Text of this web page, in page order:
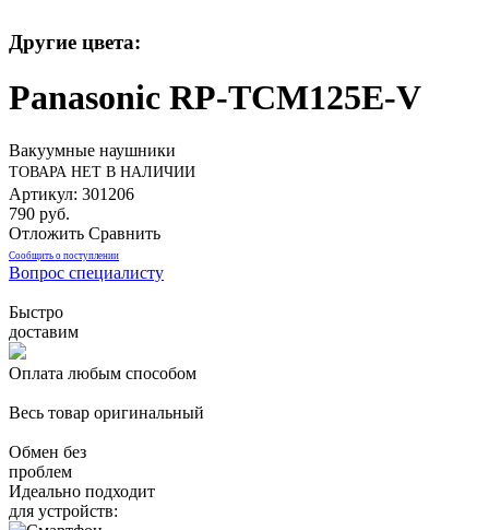
Другие цвета:
Panasonic RP-TCM125E-V
Вакуумные наушники
ТОВАРА НЕТ В НАЛИЧИИ
Артикул: 301206
790 руб.
Отложить Сравнить
Сообщить о поступлении
Вопрос специалисту
Быстро
доставим
Оплата любым способом
Весь товар оригинальный
Обмен без
проблем
Идеально подходит
для устройств: